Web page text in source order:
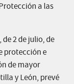
a las
2 de julio, de
protección e
de mayor
y León, prevé